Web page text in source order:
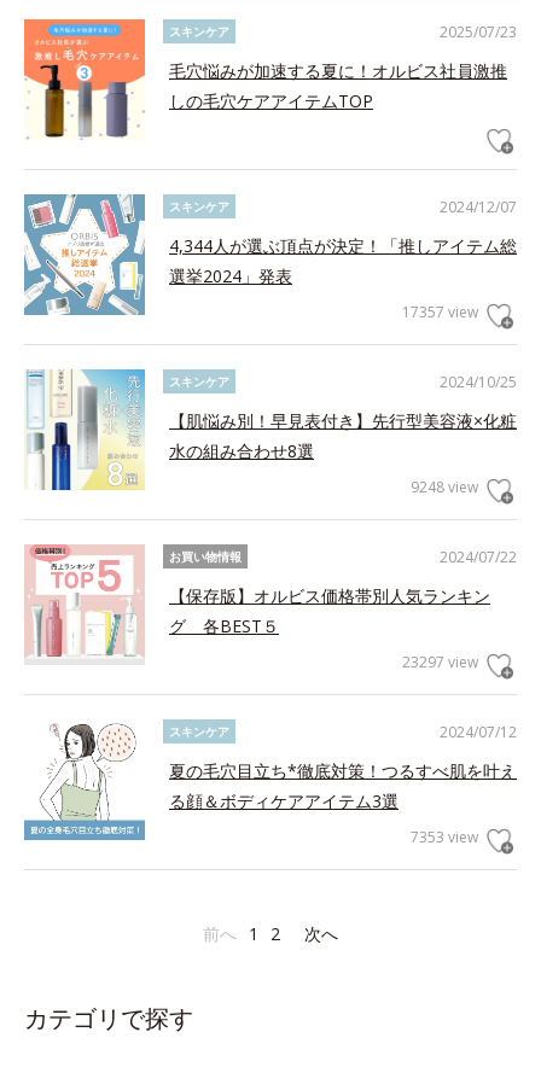
2025/07/23
スキンケア
毛穴悩みが加速する夏に！オルビス社員激推
しの毛穴ケアアイテムTOP
2024/12/07
スキンケア
4,344人が選ぶ頂点が決定！「推しアイテム総
選挙2024」発表
17357 view
2024/10/25
スキンケア
【肌悩み別！早見表付き】先行型美容液×化粧
水の組み合わせ8選
9248 view
2024/07/22
お買い物情報
【保存版】オルビス価格帯別人気ランキン
グ 各BEST５
23297 view
2024/07/12
スキンケア
夏の毛穴目立ち*徹底対策！つるすべ肌を叶え
る顔＆ボディケアアイテム3選
7353 view
前へ 1 2 次へ
カテゴリで探す